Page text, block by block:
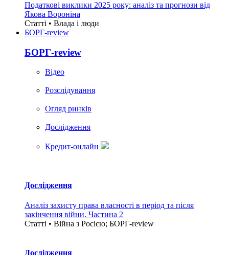
Податкові виклики 2025 року: аналіз та прогнози від
Якова Вороніна
Статті • Влада i люди
БОРГ-review
БОРГ-review
Вiдео
Розслідування
Огляд ринків
Дослідження
Кредит-онлайн
Дослідження
Аналіз захисту права власності в період та після
закінчення війни. Частина 2
Статті • Війна з Росією; БОРГ-review
Дослідження